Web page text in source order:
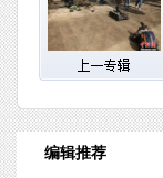
编辑推荐